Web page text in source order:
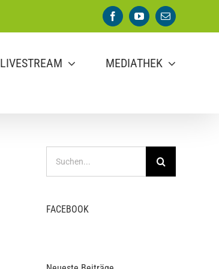
FacebookYouTube
E-
Mail
LIVESTREAM MEDIATHEK
nach:
FACEBOOK